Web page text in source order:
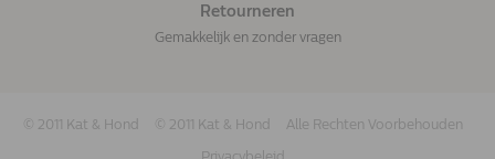
Retourneren
Gemakkelijk en zonder vragen
© 2011 Kat & Hond © 2011 Kat & Hond Alle Rechten Voorbehouden